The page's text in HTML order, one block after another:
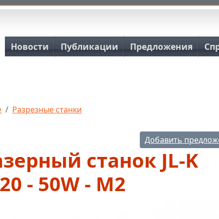
Основная навигация
Новости Публикации Предложения
Разрезные станки
Добавить
станок JL-K
- 50W - M2